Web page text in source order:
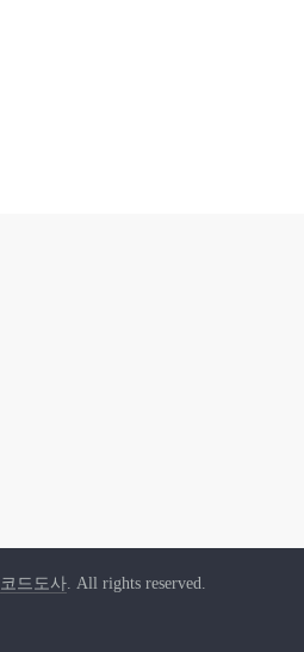
코드도사. All rights reserved.